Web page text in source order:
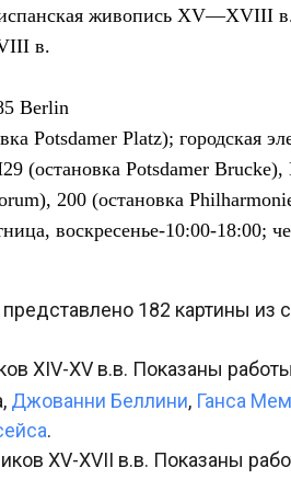
живопись XV—XVIII
в.
Berlin
Potsdamer Platz); городская
(остановка Potsdamer
200 (остановка
воскресенье-10:00-18:00;
182 картины из
XIV-XV в.в. Показаны работы
Джованни Беллини, Ганса
.
XV-XVII в.в. Показаны